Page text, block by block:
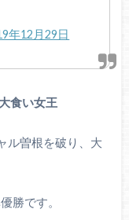
年12月29日
食い女王
ル曽根を破り、大
勝です。